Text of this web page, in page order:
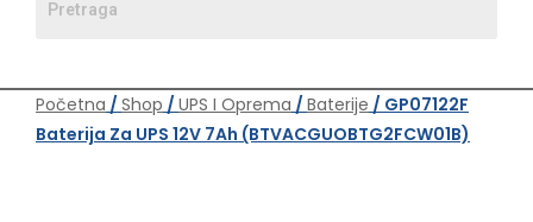
Početna / Shop / UPS I Oprema / Baterije / GP07122F
Baterija Za UPS 12V 7Ah (BTVACGUOBTG2FCW01B)